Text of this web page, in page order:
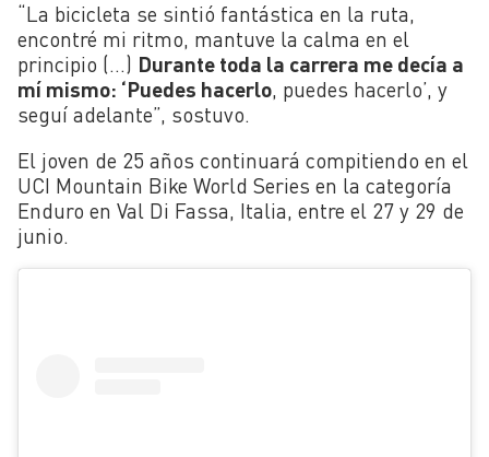
“La bicicleta se sintió fantástica en la ruta,
encontré mi ritmo, mantuve la calma en el
principio (…) Durante toda la carrera me decía a
mí mismo: ‘Puedes hacerlo, puedes hacerlo’, y
seguí adelante”, sostuvo.
El joven de 25 años continuará compitiendo en el
UCI Mountain Bike World Series en la categoría
Enduro en Val Di Fassa, Italia, entre el 27 y 29 de
junio.